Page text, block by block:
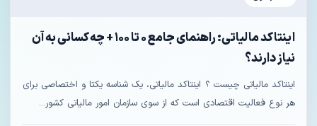
اینتاکد مالیاتی: راهنمای جامع ۰ تا ۱۰۰ + چه کسانی به آن
نیاز دارند؟
اینتاکد مالیاتی چیست ؟ اینتاکد مالیاتی، یک شناسه یکتا و اختصاصی برای
هر نوع فعالیت اقتصادی است که از سوی سازمان امور مالیاتی کشور...